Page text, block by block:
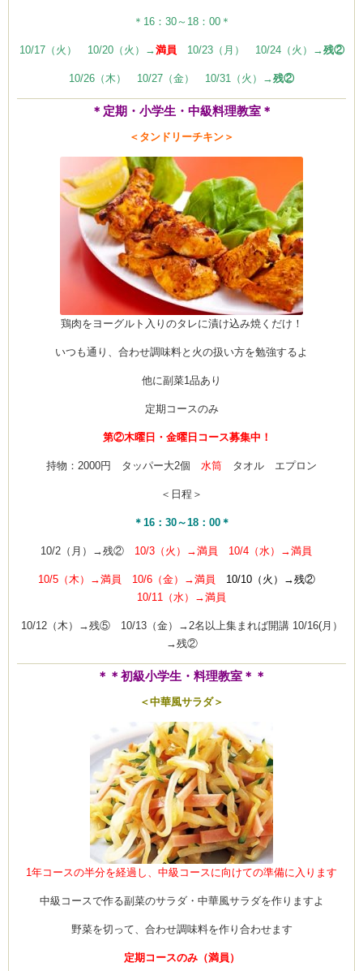
＊16：30～18：00＊
10/17（火） 10/20（火）→満員 10/23（月） 10/24（火）→残②
10/26（木） 10/27（金） 10/31（火）→残②
＊定期・小学生・中級料理教室＊
＜タンドリーチキン＞
鶏肉をヨーグルト入りのタレに漬け込み焼くだけ！
いつも通り、合わせ調味料と火の扱い方を勉強するよ
他に副菜1品あり
定期コースのみ
第②木曜日・金曜日コース募集中！
持物：2000円 タッパー大2個 水筒 タオル エプロン
＜日程＞
＊16：30～18：00＊
10/2（月）→残② 10/3（火）→満員 10/4（水）→満員
10/5（木）→満員 10/6（金）→満員 10/10（火）→残②
10/11（水）→満員
10/12（木）→残⑤ 10/13（金）→2名以上集まれば開講 10/16(月）
→残②
＊＊初級小学生・料理教室＊＊
＜中華風サラダ＞
1年コースの半分を経過し、中級コースに向けての準備に入ります
中級コースで作る副菜のサラダ・中華風サラダを作りますよ
野菜を切って、合わせ調味料を作り合わせます
定期コースのみ（満員）